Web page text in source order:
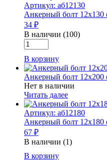
10х75
с
шест.
головкой
Артикул: аб12130
Анкерный болт 12х130
34 ₽
В наличии (100)
Количество
товара
Анкерный
болт
12х130
с
шест.
головкой
В корзину
Анкерный болт 12х200
Нет в наличии
Читать далее
Артикул: аб12180
Анкерный болт 12х180
67 ₽
В наличии (1)
Количество
В корзину